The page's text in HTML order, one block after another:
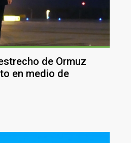
de Ormuz
en medio de